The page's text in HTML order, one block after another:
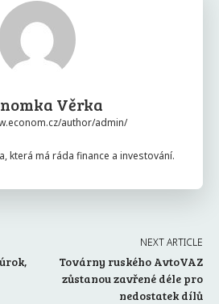
Věrka
author/admin/
která má ráda finance a investování.
NEXT ARTICLE
Továrny ruského AvtoVAZ
zůstanou zavřené déle pro
nedostatek dílů